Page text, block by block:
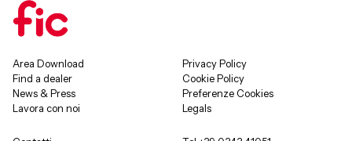
Area Download
Find a dealer
News & Press
Lavora con noi
Privacy Policy
Cookie Policy
Preferenze Cookies
Legals